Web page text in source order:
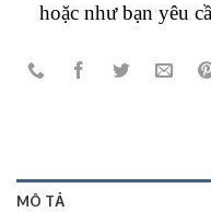
hoặc như bạn yêu
MÔ TẢ